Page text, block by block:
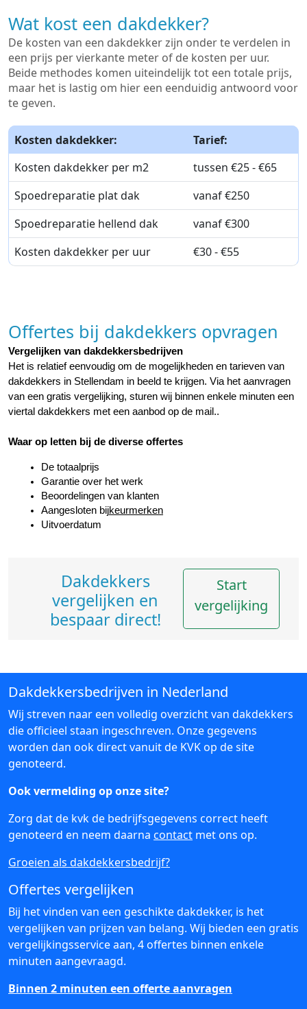
Wat kost een dakdekker?
De kosten van een dakdekker zijn onder te verdelen in
een prijs per vierkante meter of de kosten per uur.
Beide methodes komen uiteindelijk tot een totale prijs,
maar het is lastig om hier een eenduidig antwoord voor
te geven.
Kosten dakdekker:
Tarief:
Kosten dakdekker per m2
tussen €25 - €65
Spoedreparatie plat dak
vanaf €250
Spoedreparatie hellend dak
vanaf €300
Kosten dakdekker per uur
€30 - €55
Offertes bij dakdekkers opvragen
Vergelijken van dakdekkersbedrijven
Het is relatief eenvoudig om de mogelijkheden en tarieven van
dakdekkers in Stellendam in beeld te krijgen. Via het aanvragen
van een gratis vergelijking, sturen wij binnen enkele minuten een
viertal dakdekkers met een aanbod op de mail..
Waar op letten bij de diverse offertes
De totaalprijs
Garantie over het werk
Beoordelingen van klanten
Aangesloten bijkeurmerken
Uitvoerdatum
Dakdekkers
vergelijken en
bespaar direct!
Start
vergelijking
Dakdekkersbedrijven in Nederland
Wij streven naar een volledig overzicht van dakdekkers
die officieel staan ingeschreven. Onze gegevens
worden dan ook direct vanuit de KVK op de site
genoteerd.
Ook vermelding op onze site?
Zorg dat de kvk de bedrijfsgegevens correct heeft
genoteerd en neem daarna contact met ons op.
Groeien als dakdekkersbedrijf?
Offertes vergelijken
Bij het vinden van een geschikte dakdekker, is het
vergelijken van prijzen van belang. Wij bieden een gratis
vergelijkingsservice aan, 4 offertes binnen enkele
minuten aangevraagd.
Binnen 2 minuten een offerte aanvragen